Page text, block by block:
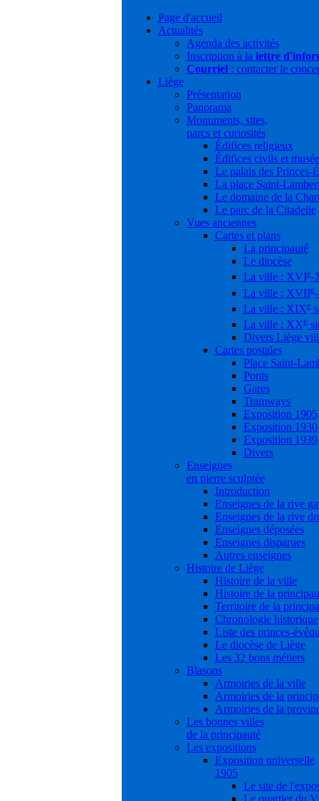
Page d'accueil
Actualités
Agenda des activités
Inscription à la lettre
Courriel: contacter le
Liège
Présentation
Panorama
Monuments, sites,
parcs et curiosités
Édifices religieux
Édifices civils et
Le palais des Princes-
La place Saint-
Le domaine de la
Le parc de la Citadelle
Vues anciennes
Cartes et plans
La principauté
Le diocèse
La ville : XVIe-
La ville : XVIIe
La ville : XIXe
La ville : XXe
Divers Liège
Cartes postales
Place Saint-
Ponts
Gares
Tramways
Exposition 1905
Exposition 1930
Exposition 1939
Divers
Enseignes
en pierre sculptée
Introduction
Enseignes de la rive
Enseignes de la rive
Enseignes déposées
Enseignes disparues
Autres enseignes
Histoire de Liège
Histoire de la ville
Histoire de la
Territoire de la
Chronologie historique
Liste des princes-
Le diocèse de Liège
Les 32 bons métiers
Blasons
Armoiries de la ville
Armoiries de la
Armoiries de la
Les bonnes villes
de la principauté
Les expositions
Exposition universelle
1905
Le site de